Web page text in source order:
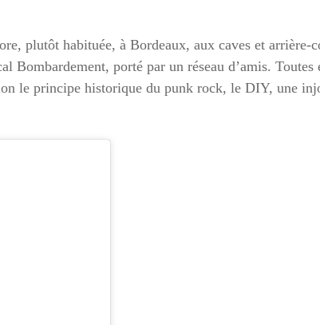
plutôt habituée, à Bordeaux, aux caves et
Bombardement, porté par un réseau d’amis.
le principe historique du punk rock, le DIY, une